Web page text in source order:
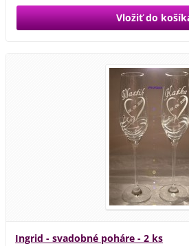
Ingrid - svadobné poháre - 2 ks